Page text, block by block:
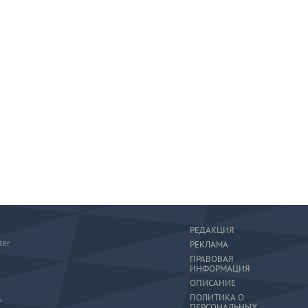
РЕДАКЦИЯ
РЕКЛАМА
ПРАВОВАЯ
ИНФОРМАЦИЯ
ОПИСАНИЕ
ПОЛИТИКА О